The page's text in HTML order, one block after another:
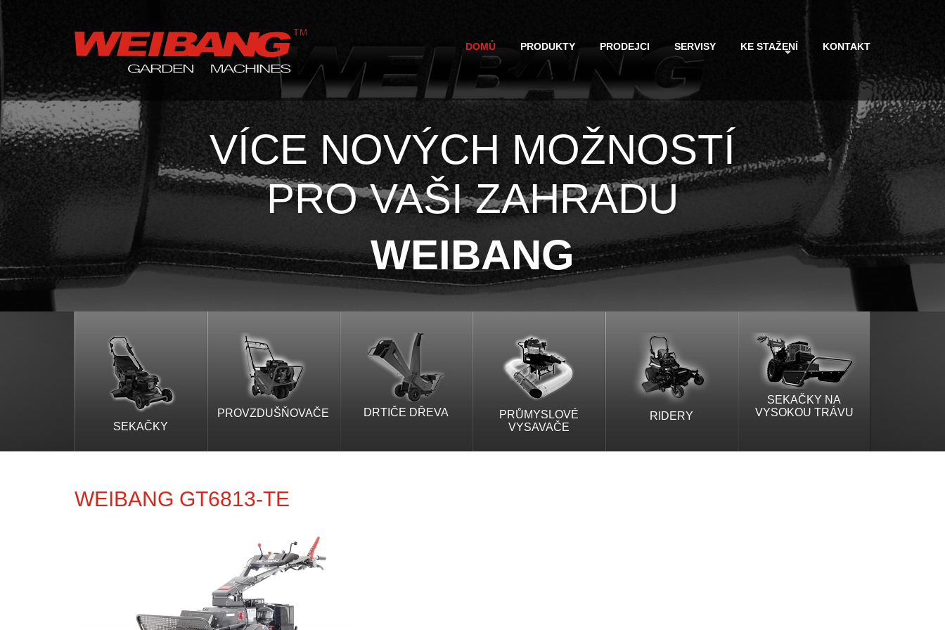
DOMŮ PRODUKTY PRODEJCI SERVISY KE STAŽENÍ KONTAKT
VÍCE NOVÝCH MOŽNOSTÍ
PRO VAŠI ZAHRADU
WEIBANG
SEKAČKY
PROVZDUŠŇOVAČE DRTIČE DŘEVA
PRŮMYSLOVÉ
VYSAVAČE
RIDERY
SEKAČKY NA
VYSOKOU TRÁVU
WEIBANG GT6813-TE